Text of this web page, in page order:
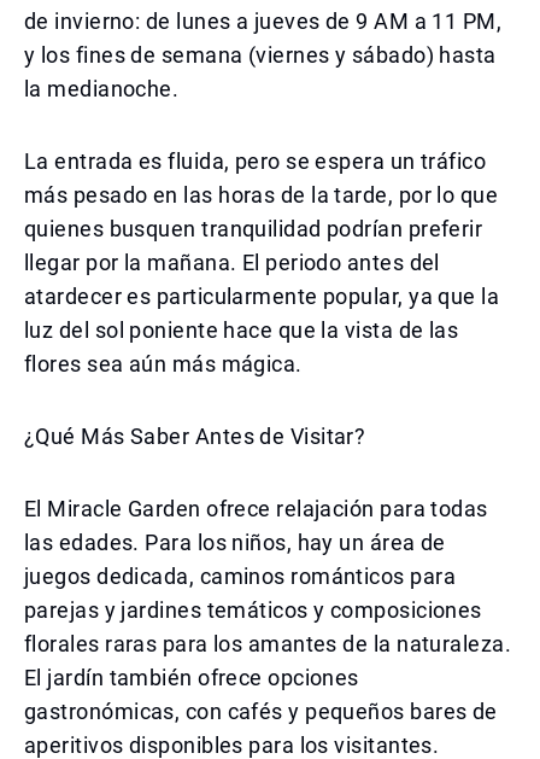
de invierno: de lunes a jueves de 9 AM a 11 PM,
y los fines de semana (viernes y sábado) hasta
la medianoche.
La entrada es fluida, pero se espera un tráfico
más pesado en las horas de la tarde, por lo que
quienes busquen tranquilidad podrían preferir
llegar por la mañana. El periodo antes del
atardecer es particularmente popular, ya que la
luz del sol poniente hace que la vista de las
flores sea aún más mágica.
¿Qué Más Saber Antes de Visitar?
El Miracle Garden ofrece relajación para todas
las edades. Para los niños, hay un área de
juegos dedicada, caminos románticos para
parejas y jardines temáticos y composiciones
florales raras para los amantes de la naturaleza.
El jardín también ofrece opciones
gastronómicas, con cafés y pequeños bares de
aperitivos disponibles para los visitantes.